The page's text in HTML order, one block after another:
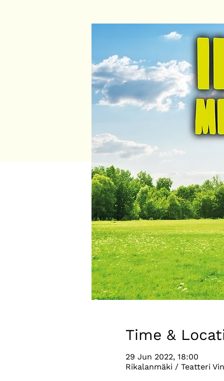
Time &
29 Jun 2022, 18:00
Rikalanmäki / Teatteri